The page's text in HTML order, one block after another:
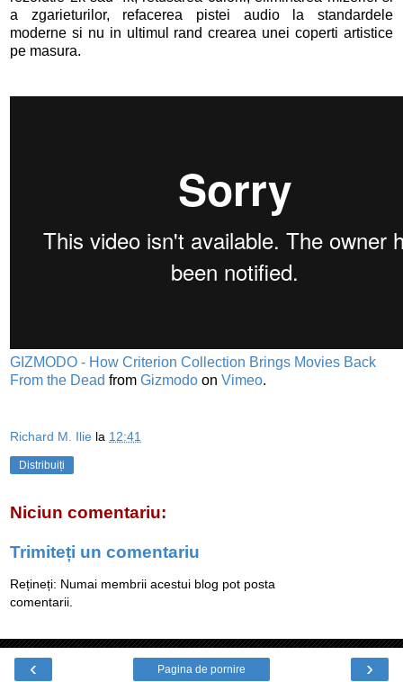
a zgarieturilor, refacerea pistei audio la standardele
moderne si nu in ultimul rand crearea unei coperti artistice
pe masura.
GIZMODO - How Criterion Collection Brings Movies Back
From the Dead from Gizmodo on Vimeo.
Richard M. Ilie la 12:41
Distribuiți
Niciun comentariu:
Trimiteți un comentariu
Rețineți: Numai membrii acestui blog pot posta
comentarii.
‹ ›
Pagina de pornire